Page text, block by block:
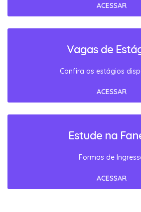
ACESSAR
Vagas de
Confira os estágios
ACESSAR
Estude na
Formas de
ACESSAR